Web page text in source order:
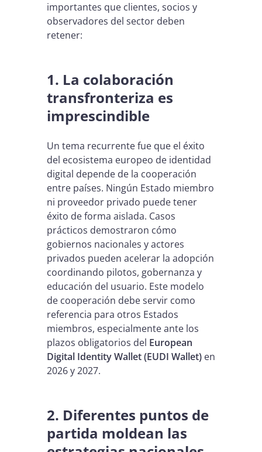
importantes que clientes, socios y
observadores del sector deben
retener:
1. La colaboración
transfronteriza es
imprescindible
Un tema recurrente fue que el éxito
del ecosistema europeo de identidad
digital depende de la cooperación
entre países. Ningún Estado miembro
ni proveedor privado puede tener
éxito de forma aislada. Casos
prácticos demostraron cómo
gobiernos nacionales y actores
privados pueden acelerar la adopción
coordinando pilotos, gobernanza y
educación del usuario. Este modelo
de cooperación debe servir como
referencia para otros Estados
miembros, especialmente ante los
plazos obligatorios del European
Digital Identity Wallet (EUDI Wallet) en
2026 y 2027.
2. Diferentes puntos de
partida moldean las